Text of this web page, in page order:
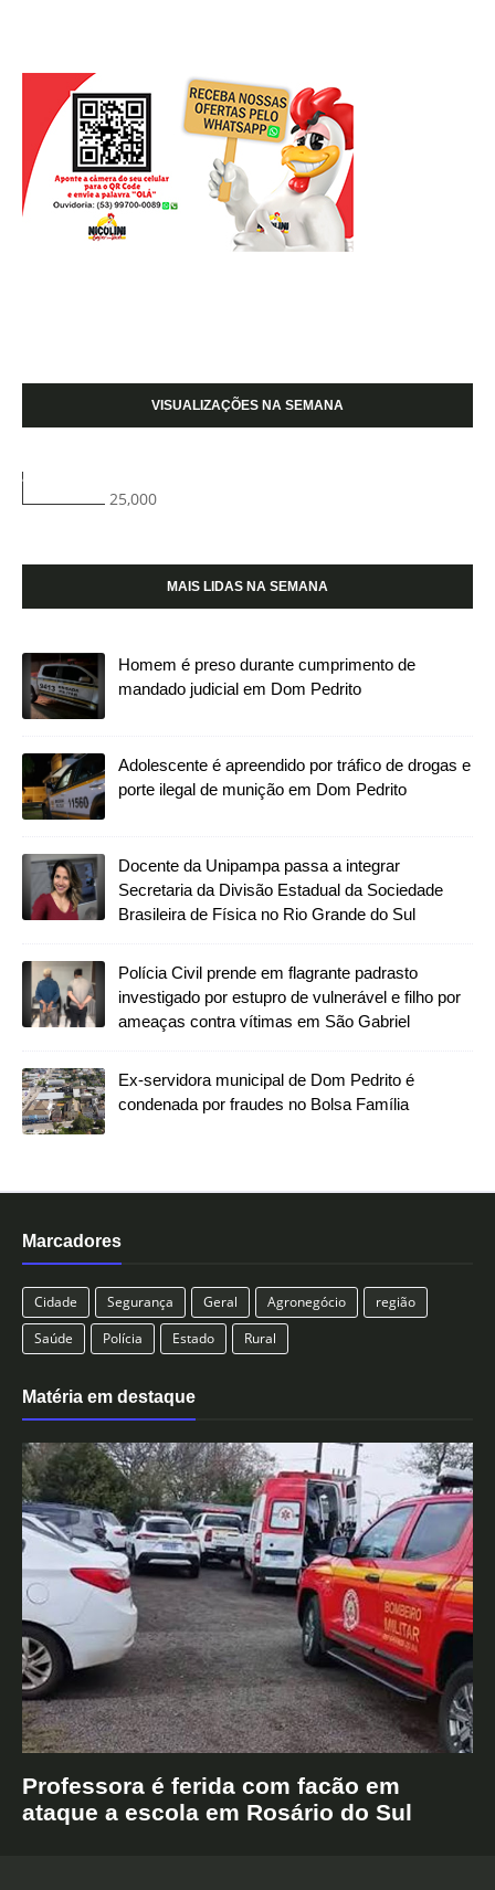
VISUALIZAÇÕES NA SEMANA
25,000
MAIS LIDAS NA SEMANA
Homem é preso durante cumprimento de
mandado judicial em Dom Pedrito
Adolescente é apreendido por tráfico de drogas e
porte ilegal de munição em Dom Pedrito
Docente da Unipampa passa a integrar
Secretaria da Divisão Estadual da Sociedade
Brasileira de Física no Rio Grande do Sul
Polícia Civil prende em flagrante padrasto
investigado por estupro de vulnerável e filho por
ameaças contra vítimas em São Gabriel
Ex-servidora municipal de Dom Pedrito é
condenada por fraudes no Bolsa Família
Marcadores
Cidade Segurança Geral Agronegócio
região
Saúde
Polícia Estado Rural
Matéria em destaque
Professora é ferida com facão em
ataque a escola em Rosário do Sul